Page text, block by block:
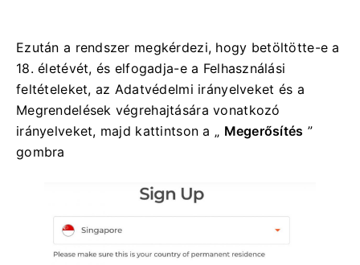
Ezután a rendszer megkérdezi, hogy betöltötte-e a
18. életévét, és elfogadja-e a Felhasználási
feltételeket, az Adatvédelmi irányelveket és a
Megrendelések végrehajtására vonatkozó
irányelveket, majd kattintson a „ Megerősítés ”
gombra